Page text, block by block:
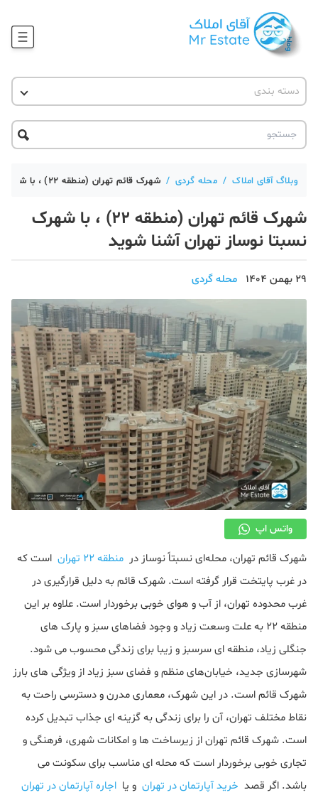
آموزش املاک
حقوقی
آکادمی
دسته بندی
آقای مشاور املاک
آکادمی آقای املاک
آموزش املاک
آموزش پلتفرم آقای املاک
اخبار مسکن
تحلیل مسکن
دکوراسیون
صنعت ساختمان
محله گردی
معماری
ملکی
همایش و نمایشگاه
وبلاگ آقای املاک / محله گردی / شهرک قائم تهران (منطقه 22) ، با شهرک نسبتا نوساز تهران آشنا شوید
شهرک قائم تهران (منطقه 22) ، با شهرک
نسبتا نوساز تهران آشنا شوید
29 بهمن 1404 محله گردی
واتس اپ
شهرک قائم تهران، محله‌ای نسبتاً نوساز در منطقه ۲۲ تهران
است که
در غرب پایتخت قرار گرفته است. شهرک قائم به دلیل قرارگیری در
غرب محدوده تهران، از آب و هوای خوبی برخوردار است. علاوه بر این
منطقه 22 به علت وسعت زیاد و وجود فضاهای سبز و پارک های
جنگلی زیاد، منطقه ای سرسبز و زیبا برای زندگی محسوب می شود.
شهرسازی جدید، خیابان‌های منظم و فضای سبز زیاد از ویژگی های بارز
شهرک قائم است. در این شهرک، معماری مدرن و دسترسی راحت به
نقاط مختلف تهران، آن را برای زندگی به گزینه ای جذاب تبدیل کرده
است. شهرک قائم تهران از زیرساخت ها و امکانات شهری، فرهنگی و
تجاری خوبی برخوردار است که محله ای مناسب برای سکونت می
باشد. اگر قصد خرید آپارتمان در تهران و یا اجاره آپارتمان در تهران